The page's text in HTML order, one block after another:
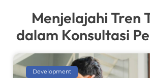
Menjelajahi Tren
dalam Konsultasi
Development